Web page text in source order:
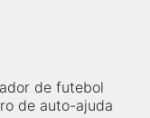
de futebol
de auto-ajuda